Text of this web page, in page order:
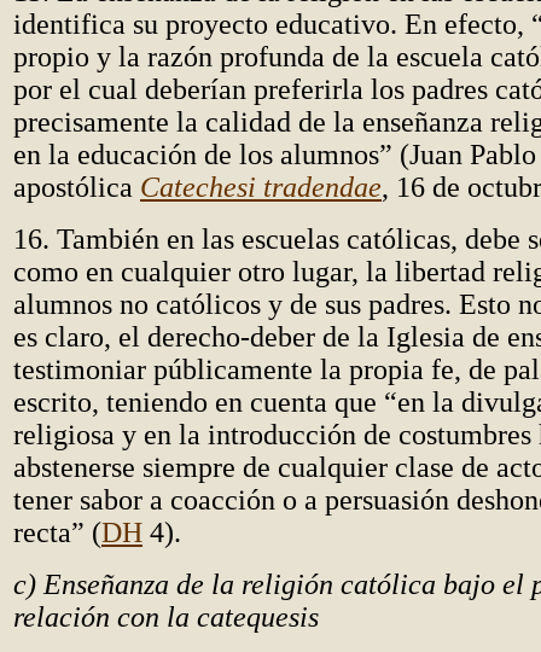
identifica su proyecto educativo. En efecto,
propio y la razón profunda de la escuela
por el cual deberían preferirla los padres
precisamente la calidad de la enseñanza
en la educación de los alumnos” (Juan
apostólica Catechesi tradendae, 16 de
16. También en las escuelas católicas, debe
como en cualquier otro lugar, la libertad
alumnos no católicos y de sus padres. Esto
es claro, el derecho-deber de la Iglesia de
testimoniar públicamente la propia fe, de
escrito, teniendo en cuenta que “en la
religiosa y en la introducción de costumbres
abstenerse siempre de cualquier clase de
tener sabor a coacción o a persuasión
recta” (DH 4).
c) Enseñanza de la religión católica bajo
relación con la catequesis